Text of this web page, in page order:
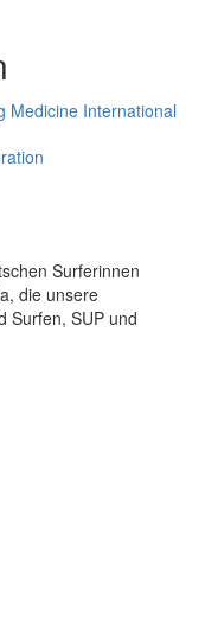
Surferinnen
die unsere
Surfen, SUP und